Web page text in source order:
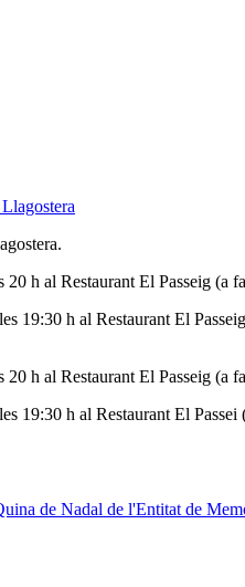
20 h al Restaurant El Passeig (a
19:30 h al Restaurant El
20 h al Restaurant El Passeig (a
19:30 h al Restaurant El
de Nadal de l'Entitat de